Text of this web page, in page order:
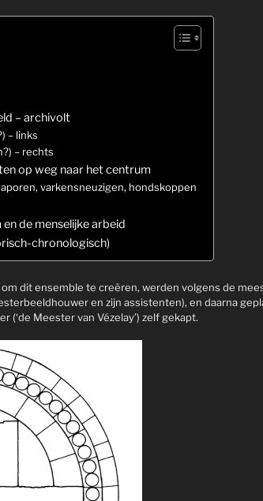
– archivolt
– links
– rechts
op weg naar het centrum
varkensneuzigen, hondskoppen
de menselijke arbeid
chronologisch)
om dit ensemble te creëren, werden volgens de
en zijn assistenten), en daarna
Meester van Vézelay’) zelf gekapt.